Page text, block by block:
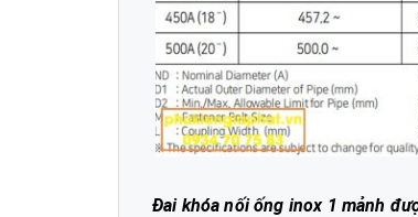
Đai khóa nối ống inox 1 mảnh